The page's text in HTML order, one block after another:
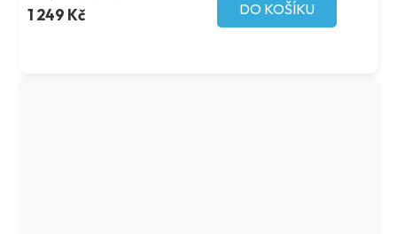
1 249 Kč DO KOŠÍKU